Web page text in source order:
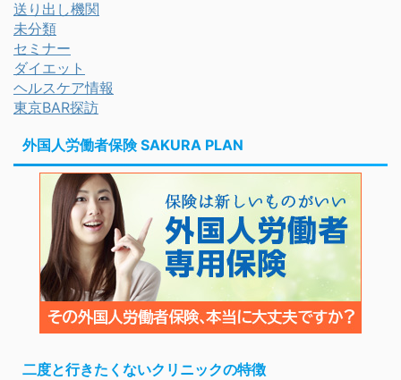
送り出し機関
未分類
セミナー
ダイエット
ヘルスケア情報
東京BAR探訪
外国人労働者保険 SAKURA PLAN
二度と行きたくないクリニックの特徴